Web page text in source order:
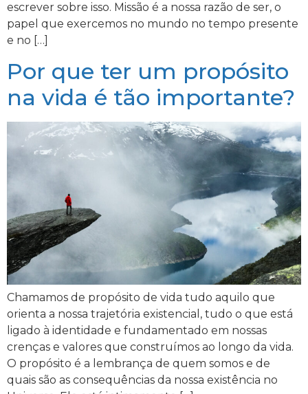
escrever sobre isso. Missão é a nossa razão de ser, o
papel que exercemos no mundo no tempo presente
e no […]
Por que ter um propósito
na vida é tão importante?
Chamamos de propósito de vida tudo aquilo que
orienta a nossa trajetória existencial, tudo o que está
ligado à identidade e fundamentado em nossas
crenças e valores que construímos ao longo da vida.
O propósito é a lembrança de quem somos e de
quais são as consequências da nossa existência no